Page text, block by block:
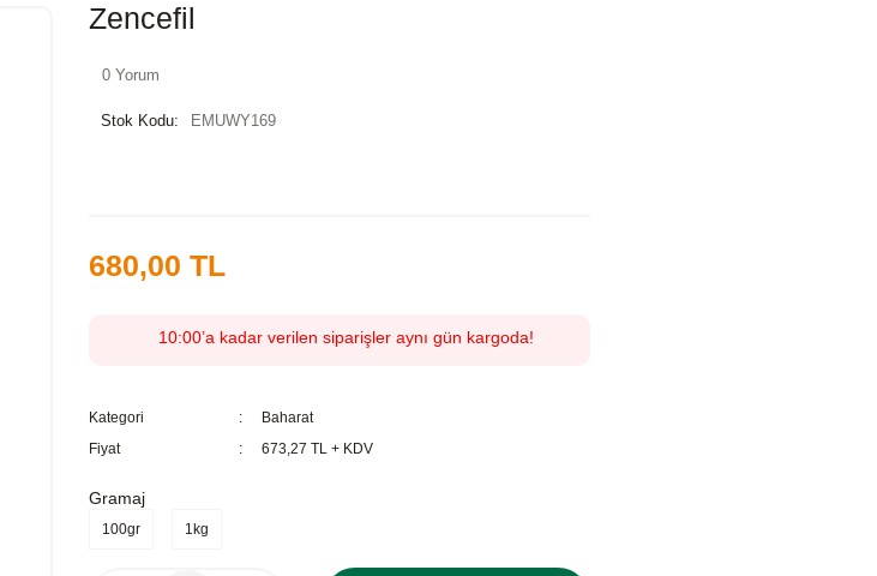
Zencefil
0 Yorum
Stok Kodu: EMUWY169
680,00 TL
10:00’a kadar verilen siparişler aynı gün kargoda!
Kategori
Baharat
Fiyat
673,27 TL + KDV
Gramaj
100gr 1kg